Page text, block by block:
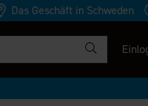
Das Geschäft in Schweden